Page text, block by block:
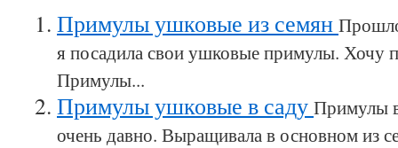
Примулы ушковые из семян
я посадила свои ушковые примулы. Хочу
Примулы...
Примулы ушковые в саду Примулы
очень давно. Выращивала в основном из